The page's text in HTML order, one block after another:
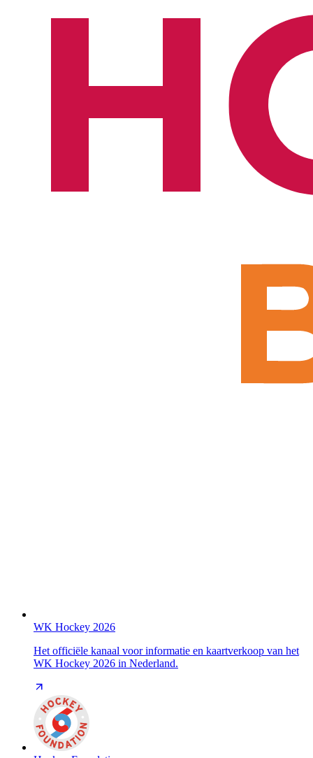
WK Hockey 2026
Het officiële kanaal voor informatie en kaartverkoop van het
WK Hockey 2026 in Nederland.